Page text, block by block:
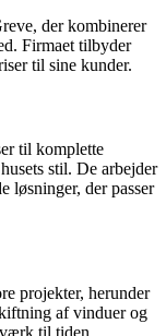
der kombinerer
Firmaet tilbyder
til sine kunder.
til komplette
stil. De arbejder
løsninger, der passer
projekter, herunder
af vinduer og
til tiden.